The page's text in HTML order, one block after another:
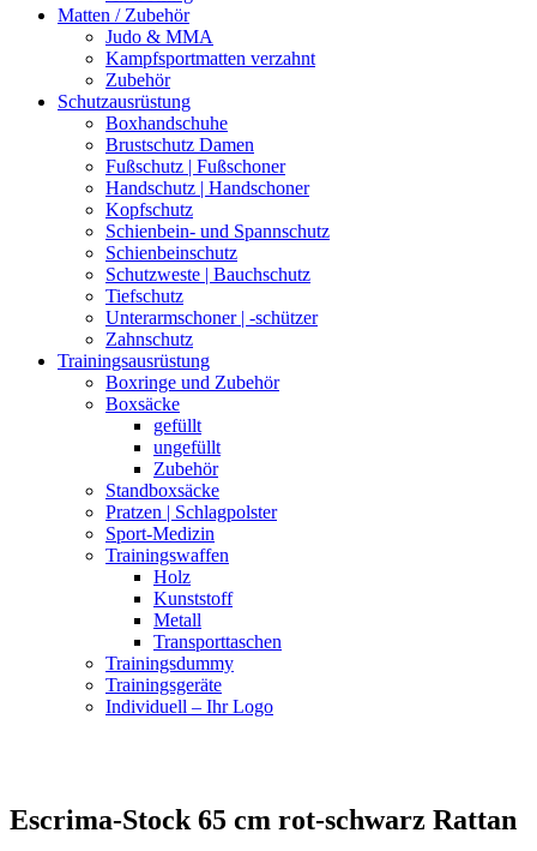
Matten / Zubehör
Judo & MMA
Kampfsportmatten verzahnt
Zubehör
Schutzausrüstung
Boxhandschuhe
Brustschutz Damen
Fußschutz | Fußschoner
Handschutz | Handschoner
Kopfschutz
Schienbein- und Spannschutz
Schienbeinschutz
Schutzweste | Bauchschutz
Tiefschutz
Unterarmschoner | -schützer
Zahnschutz
Trainingsausrüstung
Boxringe und Zubehör
Boxsäcke
gefüllt
ungefüllt
Zubehör
Standboxsäcke
Pratzen | Schlagpolster
Sport-Medizin
Trainingswaffen
Holz
Kunststoff
Metall
Transporttaschen
Trainingsdummy
Trainingsgeräte
Individuell – Ihr Logo
Escrima-Stock 65 cm rot-schwarz Rattan